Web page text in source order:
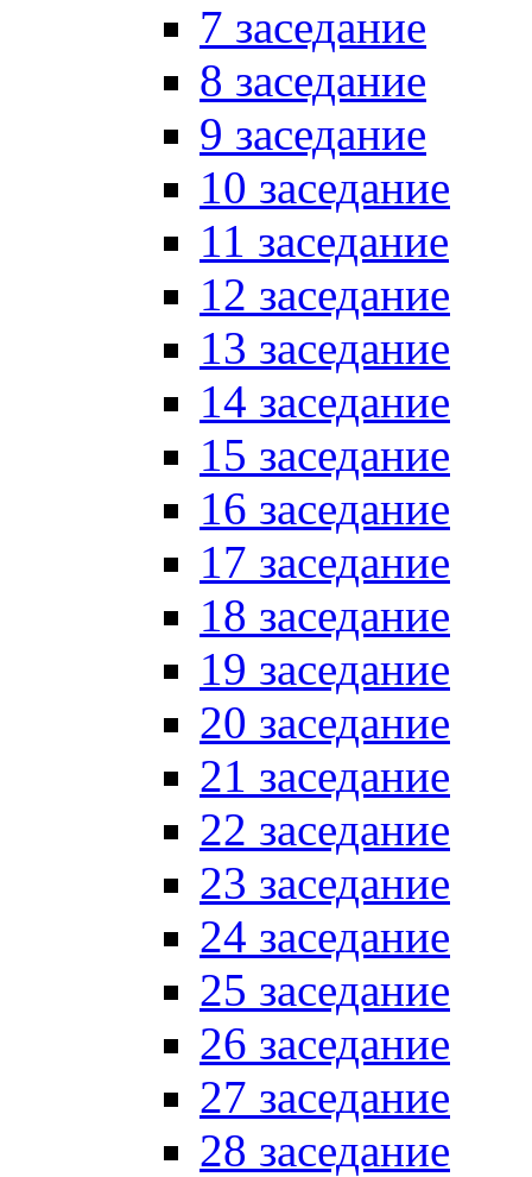
7 заседание
8 заседание
9 заседание
10 заседание
11 заседание
12 заседание
13 заседание
14 заседание
15 заседание
16 заседание
17 заседание
18 заседание
19 заседание
20 заседание
21 заседание
22 заседание
23 заседание
24 заседание
25 заседание
26 заседание
27 заседание
28 заседание